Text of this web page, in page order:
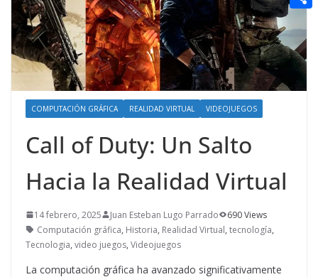
COMPUTACIÓN GRÁFICA REALIDAD VIRTUAL VIDEOJUEGOS
Call of Duty: Un Salto
Hacia la Realidad Virtual
14 febrero, 2025 Juan Esteban Lugo Parrado
690 Views
Computación gráfica, Historia, Realidad Virtual, tecnología,
Tecnologia, video juegos, Videojuegos
La computación gráfica ha avanzado significativamente
n
r
r
e
r
s
a
i
ld
o
m
p